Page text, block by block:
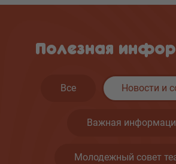
Полезная
Все Новости и
Важная
Молодежный совет